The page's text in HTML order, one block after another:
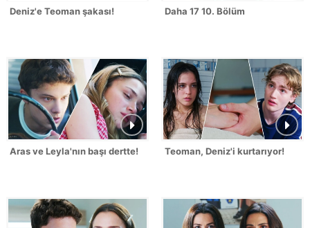
Deniz'e Teoman şakası! Daha 17 10. Bölüm
Aras ve Leyla'nın başı dertte! Teoman, Deniz'i kurtarıyor!